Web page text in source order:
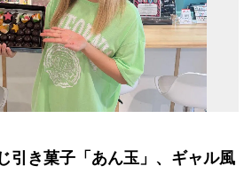
引き菓子「あん玉」、ギャル風